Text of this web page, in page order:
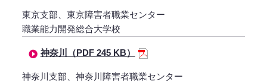
東京支部、東京障害者職業センター
職業能力開発総合大学校
神奈川（PDF 245 KB）
神奈川支部、神奈川障害者職業センター